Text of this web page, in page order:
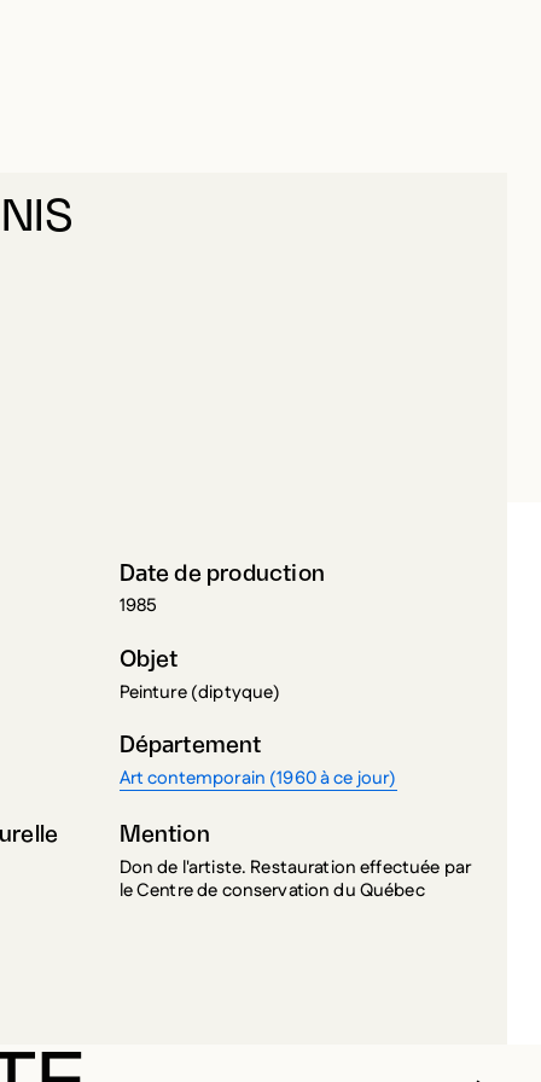
Date de production
1985
Objet
Peinture (diptyque)
Département
Art contemporain (1960 à ce jour)
Mention
Don de l'artiste. Restauration effectuée par
le Centre de conservation du Québec